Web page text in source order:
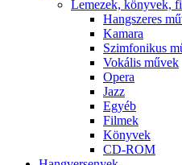
Lemezek, könyvek,
Hangszeres
Kamara
Szimfonikus
Vokális művek
Opera
Jazz
Egyéb
Filmek
Könyvek
CD-ROM